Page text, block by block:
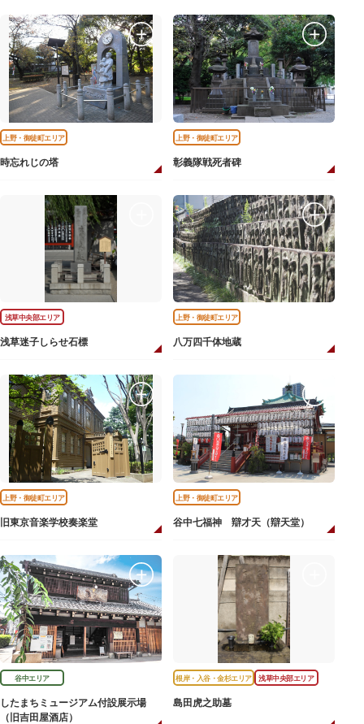
上野・御徒町エリア
時忘れじの塔
上野・御徒町エリア
彰義隊戦死者碑
浅草中央部エリア
浅草迷子しらせ石標
上野・御徒町エリア
八万四千体地蔵
上野・御徒町エリア
旧東京音楽学校奏楽堂
上野・御徒町エリア
谷中七福神 辯才天（辯天堂）
谷中エリア
したまちミュージアム付設展示場
（旧吉田屋酒店）
根岸・入谷・金杉エリア 浅草中央部エリア
島田虎之助墓